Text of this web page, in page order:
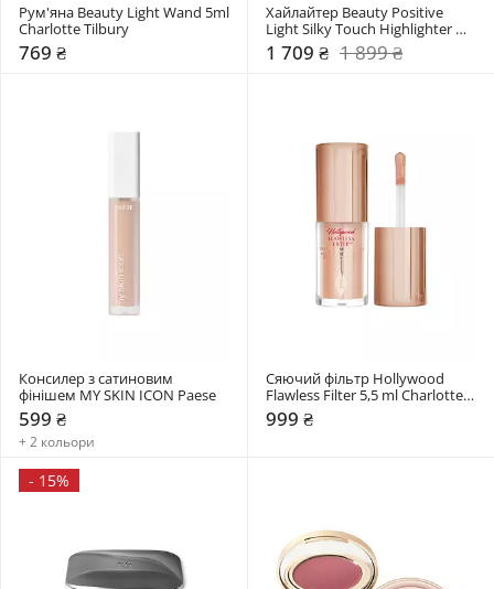
Рум'яна Beauty Light Wand 5ml
Charlotte Tilbury
769 ₴
Хайлайтер Beauty Positive
Light Silky Touch Highlighter
Rare Beauty
1 709 ₴ 1 899 ₴
Консилер з сатиновим
фінішем MY SKIN ICON Paese
599 ₴
+ 2 кольори
Сяючий фільтр Hollywood
Flawless Filter 5,5 ml Charlotte
Tilbury
999 ₴
- 15%